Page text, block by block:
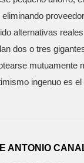
alternativas
dos o tres
mutuamente
ingenuo es
ANTONIO